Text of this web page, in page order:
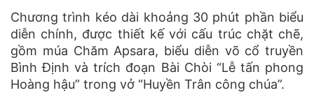
Chương trình kéo dài khoảng 30 phút phần biểu
diễn chính, được thiết kế với cấu trúc chặt chẽ,
gồm múa Chăm Apsara, biểu diễn võ cổ truyền
Bình Định và trích đoạn Bài Chòi “Lễ tấn phong
Hoàng hậu” trong vở “Huyền Trân công chúa”.